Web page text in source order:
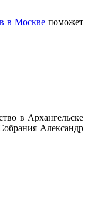
в Москве поможет
в Архангельске
Александр